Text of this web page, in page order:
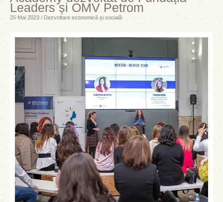
Leaders și OMV Petrom
25 Mai 2023 / Dezvoltare economică și socială